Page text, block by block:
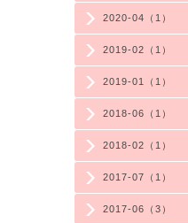
2020-04（1）
2019-02（1）
2019-01（1）
2018-06（1）
2018-02（1）
2017-07（1）
2017-06（3）